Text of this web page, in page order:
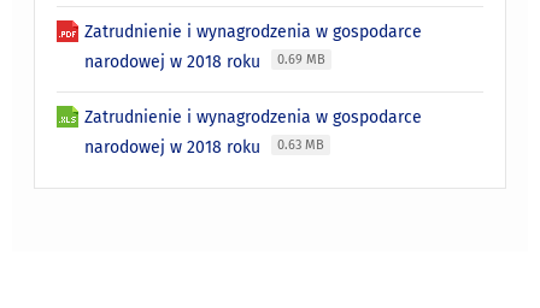
Zatrudnienie i wynagrodzenia w gospodarce
narodowej w 2018 roku
0.69 MB
Zatrudnienie i wynagrodzenia w gospodarce
narodowej w 2018 roku
0.63 MB